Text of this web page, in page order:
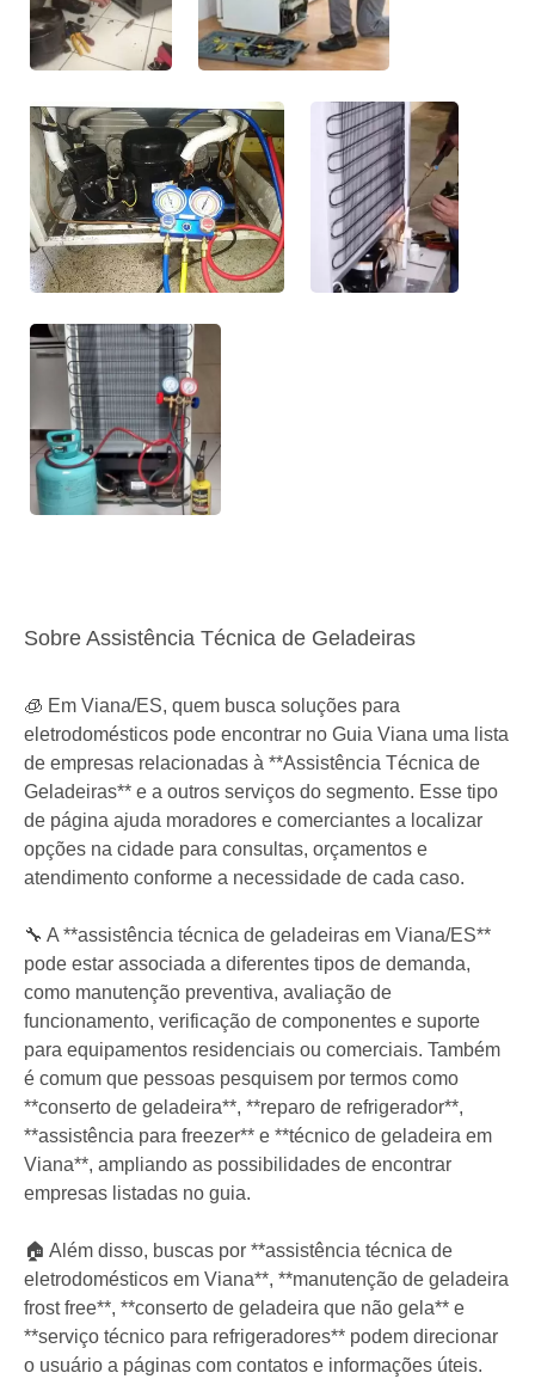
Sobre Assistência Técnica de Geladeiras
🧊 Em Viana/ES, quem busca soluções para
eletrodomésticos pode encontrar no Guia Viana uma lista
de empresas relacionadas à **Assistência Técnica de
Geladeiras** e a outros serviços do segmento. Esse tipo
de página ajuda moradores e comerciantes a localizar
opções na cidade para consultas, orçamentos e
atendimento conforme a necessidade de cada caso.
🔧 A **assistência técnica de geladeiras em Viana/ES**
pode estar associada a diferentes tipos de demanda,
como manutenção preventiva, avaliação de
funcionamento, verificação de componentes e suporte
para equipamentos residenciais ou comerciais. Também
é comum que pessoas pesquisem por termos como
**conserto de geladeira**, **reparo de refrigerador**,
**assistência para freezer** e **técnico de geladeira em
Viana**, ampliando as possibilidades de encontrar
empresas listadas no guia.
🏠 Além disso, buscas por **assistência técnica de
eletrodomésticos em Viana**, **manutenção de geladeira
frost free**, **conserto de geladeira que não gela** e
**serviço técnico para refrigeradores** podem direcionar
o usuário a páginas com contatos e informações úteis.